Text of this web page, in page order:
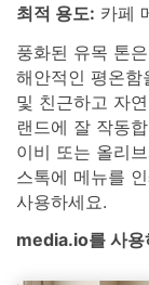
최적 용도: 카페
풍화된 유목 톤
해안적인 평온
및 친근하고 자
랜드에 잘 작동
이비 또는 올리
스톡에 메뉴를
사용하세요.
media.io를 사용